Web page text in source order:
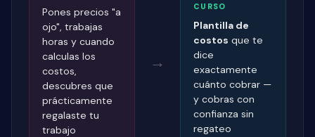
Pones precios "a
ojo", trabajas
horas y cuando
calculas los
costos,
descubres que
prácticamente
regalaste tu
trabajo
→
CURSO
Plantilla de
costos que te
dice
exactamente
cuánto cobrar —
y cobras con
confianza sin
regateo